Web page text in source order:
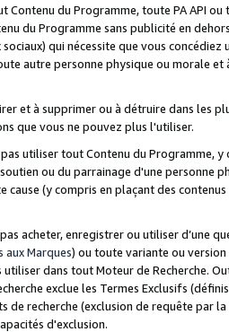
Contenu du Programme, toute PA API
du Programme sans publicité en
qui nécessite que vous
autre personne physique ou morale
et à supprimer ou à détruire dans les
que vous ne pouvez plus l'utiliser.
utiliser tout Contenu du Programme,
ou du parrainage d'une personne
cause (y compris en plaçant des
acheter, enregistrer ou utiliser d’une
aux Marques) ou toute variante ou
utiliser dans tout Moteur de Recherche.
exclue les Termes Exclusifs
de recherche (exclusion de requête
d'exclusion.